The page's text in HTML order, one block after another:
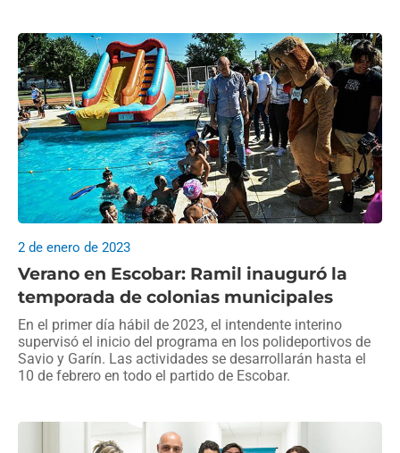
Verano en Escobar: Ramil inauguró la
temporada de colonias municipales
2 de enero de 2023
En el primer día hábil de 2023, el intendente interino
supervisó el inicio del programa en los polideportivos de
Savio y Garín. Las actividades se desarrollarán hasta el
10 de febrero en todo el partido de Escobar.